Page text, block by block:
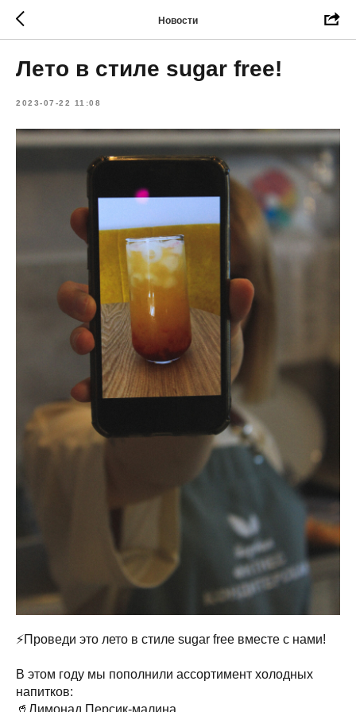
Новости
Лето в стиле sugar free!
2023-07-22 11:08
⚡️Проведи это лето в стиле sugar free вместе с нами!
В этом году мы пополнили ассортимент холодных
напитков:
🥤Лимонад Персик-малина